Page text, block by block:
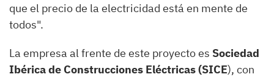
que el precio de la electricidad está en mente de
todos".
La empresa al frente de este proyecto es Sociedad
Ibérica de Construcciones Eléctricas (SICE), con